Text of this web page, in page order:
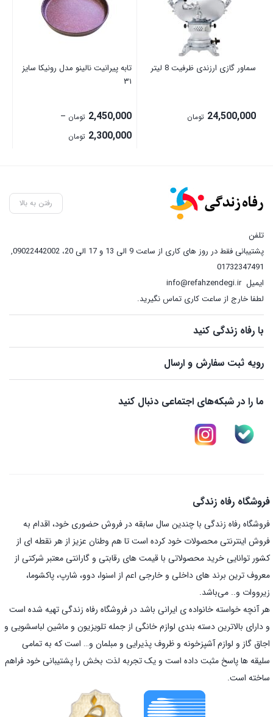
سماور گازی ارزندی ظرفیت 8 لیتر
24,500,000 تومان
تابه پیرانیت نالینو مدل رونیکا سایز
۳۱
2,450,000 تومان –
2,300,000 تومان
2,450,000 تومان
رفتن به بالا
تلفن
پشتیبانی فقط در روز های کاری از ساعت 9 الی 13 و 17 الی 20، 09022442002
,
01732347491
ایمیلinfo@refahzendegi.ir
لطفا خارج از ساعت کاری تماس نگیرید.
با رفاه زندگی کنید
رویه ثبت سفارش و ارسال
ما را در شبکه‌های اجتماعی دنبال کنید
فروشگاه رفاه زندگی
فروشگاه رفاه زندگی با چندین سال سابقه در فروش حضوری خود، اقدام به
فروش اینترنتی محصولات خود کرده است تا هم وطنان عزیز از هر نقطه ای از
کشور توانایی خرید محصولاتی با قیمت های رقابتی و گارانتی معتبر شرکتی از
معروف ترین برند های داخلی و خارجی اعم از اسنوا، دوو، شارپ، پاکشوما،
زیرووات و.. می‌باشد.
هر آنچه خواسته خانواده ی ایرانی باشد در فروشگاه رفاه زندگی تهیه شده است
و دارای بالاترین دسته بندی لوازم خانگی از جمله تلویزیون و ماشین لباسشویی و
اجاق گاز و لوازم آشپزخونه و ظروف پذیرایی و مبلمان و… است که به تمامی
سلیقه ها پاسخ مثبت داده است و یک تجربه لذت بخش را پشتیبانی خود فراهم
ساخته است.